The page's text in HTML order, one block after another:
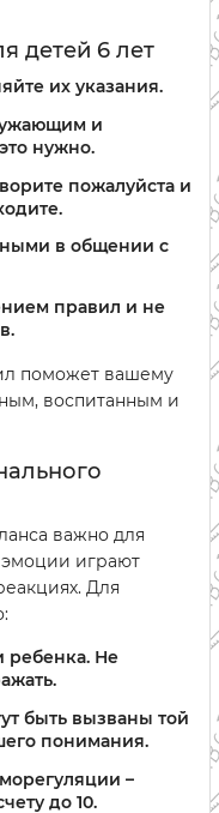
детей 6 лет
их указания.
и
нужно.
пожалуйста и
в общении с
правил и не
поможет вашему
воспитанным и
важно для
эмоции играют
Для
ребенка. Не
быть вызваны той
понимания.
–
до 10.